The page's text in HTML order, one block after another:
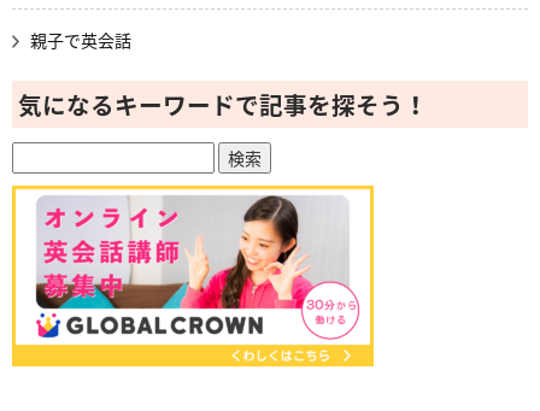
親子で英会話
気になるキーワードで記事を探そう！